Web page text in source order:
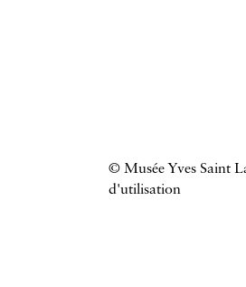
© Musée Yves Saint
d'utilisation